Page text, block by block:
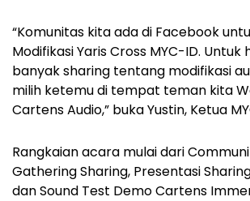
“Komunitas kita ada di Facebook
Modifikasi Yaris Cross MYC-ID. Untuk
banyak sharing tentang modifikasi
milih ketemu di tempat teman kita
Cartens Audio,” buka Yustin, Ketua
Rangkaian acara mulai dari
Gathering Sharing, Presentasi
dan Sound Test Demo Cartens